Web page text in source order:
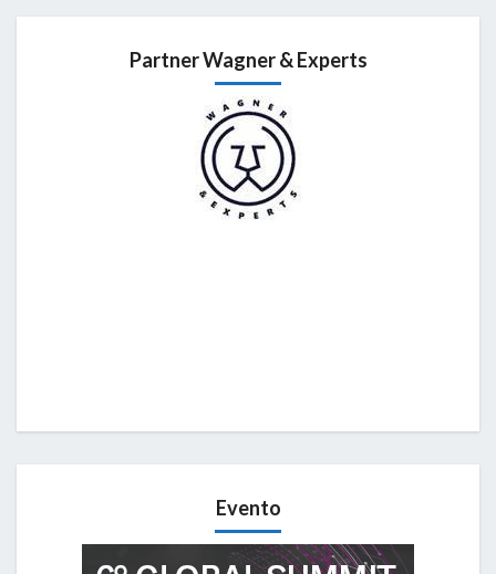
Partner Wagner & Experts
Evento